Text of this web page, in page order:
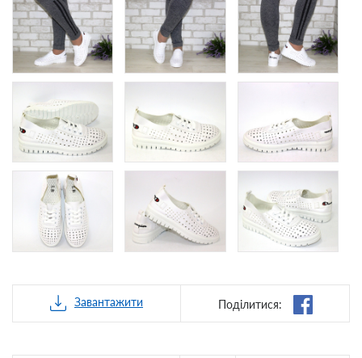
Завантажити Поділитися: